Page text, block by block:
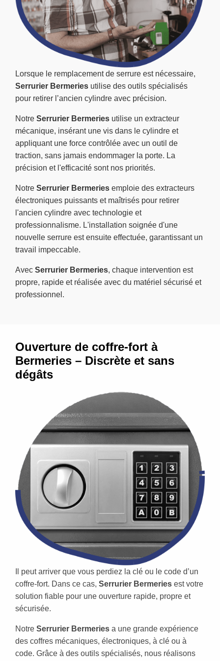
Lorsque le remplacement de serrure est nécessaire,
Serrurier Bermeries utilise des outils spécialisés
pour retirer l’ancien cylindre avec précision.
Notre Serrurier Bermeries utilise un extracteur
mécanique, insérant une vis dans le cylindre et
appliquant une force contrôlée avec un outil de
traction, sans jamais endommager la porte. La
précision et l'efficacité sont nos priorités.
Notre Serrurier Bermeries emploie des extracteurs
électroniques puissants et maîtrisés pour retirer
l'ancien cylindre avec technologie et
professionnalisme. L'installation soignée d'une
nouvelle serrure est ensuite effectuée, garantissant un
travail impeccable.
Avec Serrurier Bermeries, chaque intervention est
propre, rapide et réalisée avec du matériel sécurisé et
professionnel.
Ouverture de coffre-fort à
Bermeries – Discrète et sans
dégâts
Il peut arriver que vous perdiez la clé ou le code d’un
coffre-fort. Dans ce cas, Serrurier Bermeries est votre
solution fiable pour une ouverture rapide, propre et
sécurisée.
Notre Serrurier Bermeries a une grande expérience
des coffres mécaniques, électroniques, à clé ou à
code. Grâce à des outils spécialisés, nous réalisons